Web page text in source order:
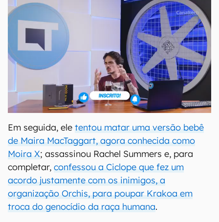
Em seguida, ele tentou matar uma versão bebê
de Maira MacTaggart, agora conhecida como
Moira X; assassinou Rachel Summers e, para
completar, confessou a Ciclope que fez um
acordo justamente com os inimigos, a
organização Orchis, para poupar Krakoa em
troca do genocídio da raça humana.